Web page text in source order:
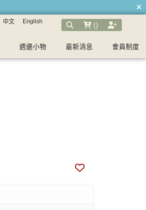
中文 English ()
週邊小物 最新消息 會員制度